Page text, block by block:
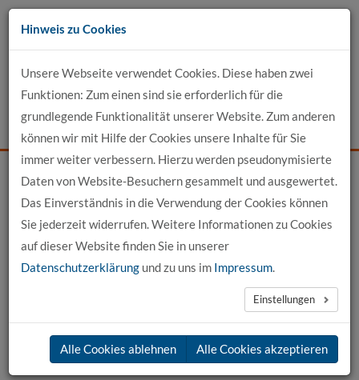
Zum
Inhalt
Events News Login Suche
Kontakt
Startseite
Unser Profil
Termine und Events der hochschule 21
Events
26.08.2026
Mi. 26. August 2026
Hinweis zu Cookies
Unsere Webseite verwendet Cookies. Diese haben zwei
Funktionen: Zum einen sind sie erforderlich für die
grundlegende Funktionalität unserer Website. Zum anderen
können wir mit Hilfe der Cookies unsere Inhalte für Sie
immer weiter verbessern. Hierzu werden pseudonymisierte
Daten von Website-Besuchern gesammelt und ausgewertet.
Das Einverständnis in die Verwendung der Cookies können
Sie jederzeit widerrufen. Weitere Informationen zu Cookies
auf dieser Website finden Sie in unserer
Datenschutzerklärung und zu uns im Impressum.
Einstellungen
Alle Cookies ablehnen Alle Cookies akzeptieren